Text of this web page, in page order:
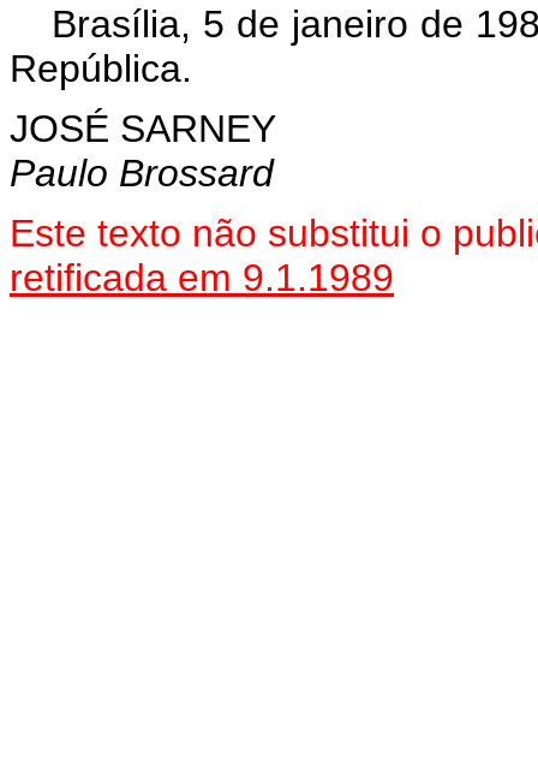
Brasília, 5 de janeiro de
República.
JOSÉ SARNEY
Paulo Brossard
Este texto não substitui o
retificada em 9.1.1989